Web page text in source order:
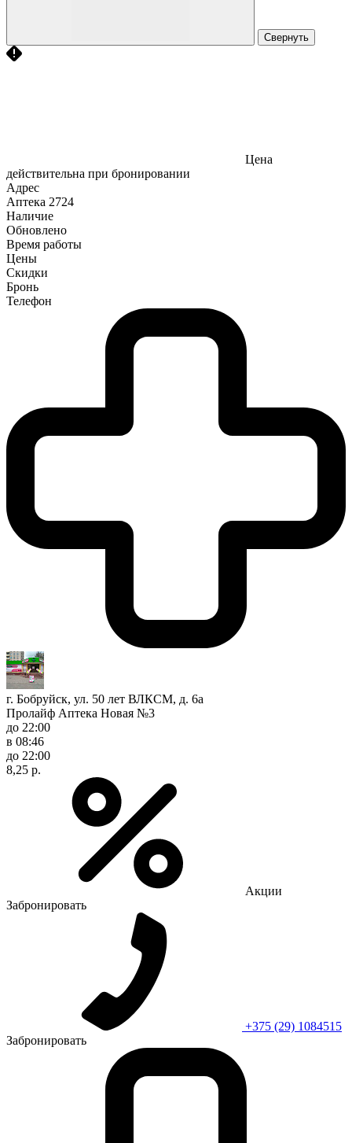
Свернуть
Цена
действительна при бронировании
Адрес
Аптека 2724
Наличие
Обновлено
Время работы
Цены
Скидки
Бронь
Телефон
г. Бобруйск, ул. 50 лет ВЛКСМ, д. 6а
Пролайф Аптека Новая №3
до 22:00
в 08:46
до 22:00
8,25 р.
Акции
Забронировать
+375 (29) 1084515
Забронировать